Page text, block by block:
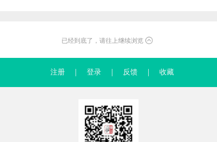
已经到底了，请往上继续浏览
注册 登录 反馈 收藏